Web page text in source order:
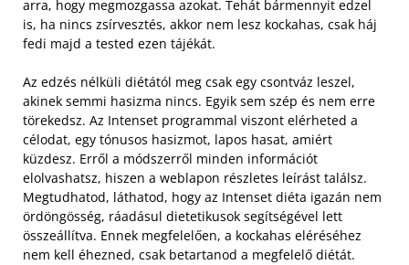
arra, hogy megmozgassa azokat. Tehát bármennyit edzel
is, ha nincs zsírvesztés, akkor nem lesz kockahas, csak háj
fedi majd a tested ezen tájékát.
Az edzés nélküli diétától meg csak egy csontváz leszel,
akinek semmi hasizma nincs. Egyik sem szép és nem erre
törekedsz. Az Intenset programmal viszont elérheted a
célodat, egy tónusos hasizmot, lapos hasat, amiért
küzdesz. Erről a módszerről minden információt
elolvashatsz, hiszen a weblapon részletes leírást találsz.
Megtudhatod, láthatod, hogy az Intenset diéta igazán nem
ördöngösség, ráadásul dietetikusok segítségével lett
összeállítva. Ennek megfelelően, a kockahas eléréséhez
nem kell éhezned, csak betartanod a megfelelő diétát.